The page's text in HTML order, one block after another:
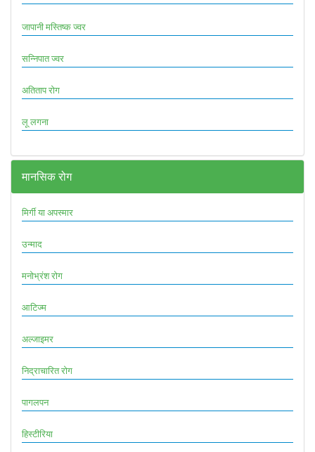
जापानी मस्तिष्क ज्वर
सन्निपात ज्वर
अतिताप रोग
लू लगना
मानसिक रोग
मिर्गी या अपस्मार
उन्माद
मनोभ्रंश रोग
आटिज्म
अल्जाइमर
निद्राचारित रोग
पागलपन
हिस्टीरिया